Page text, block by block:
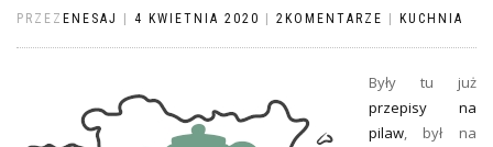
PRZEZ ENESAJ 4 KWIETNIA 2020 2KOMENTARZE KUCHNIA
Były tu już
przepisy na
pilaw, był na